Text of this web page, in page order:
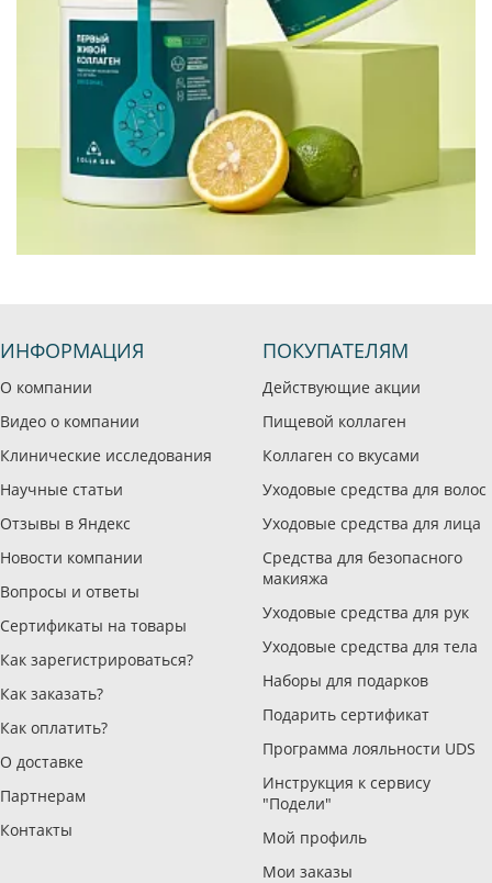
ИНФОРМАЦИЯ
О компании
Видео о компании
Клинические исследования
Научные статьи
Отзывы в Яндекс
Новости компании
Вопросы и ответы
Сертификаты на товары
Как зарегистрироваться?
Как заказать?
Как оплатить?
О доставке
Партнерам
Контакты
ПОКУПАТЕЛЯМ
Действующие акции
Пищевой коллаген
Коллаген со вкусами
Уходовые средства для волос
Уходовые средства для лица
Средства для безопасного
макияжа
Уходовые средства для рук
Уходовые средства для тела
Наборы для подарков
Подарить сертификат
Программа лояльности UDS
Инструкция к сервису
"Подели"
Мой профиль
Мои заказы